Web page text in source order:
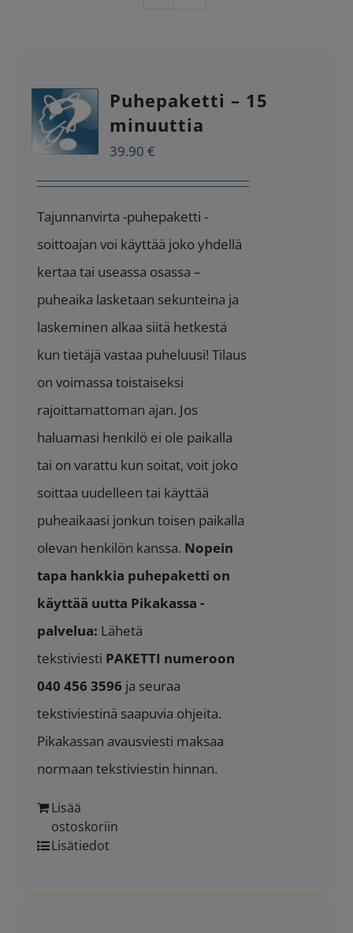
Puhepaketti – 15
minuuttia
39.90€
Tajunnanvirta -puhepaketti -
soittoajan voi käyttää joko yhdellä
kertaa tai useassa osassa –
puheaika lasketaan sekunteina ja
laskeminen alkaa siitä hetkestä
kun tietäjä vastaa puheluusi! Tilaus
on voimassa toistaiseksi
rajoittamattoman ajan. Jos
haluamasi henkilö ei ole paikalla
tai on varattu kun soitat, voit joko
soittaa uudelleen tai käyttää
puheaikaasi jonkun toisen paikalla
olevan henkilön kanssa. Nopein
tapa hankkia puhepaketti on
käyttää uutta Pikakassa -
palvelua: Lähetä
tekstiviesti PAKETTI numeroon
040 456 3596 ja seuraa
tekstiviestinä saapuvia ohjeita.
Pikakassan avausviesti maksaa
normaan tekstiviestin hinnan.
Lisää
ostoskoriin
Lisätiedot